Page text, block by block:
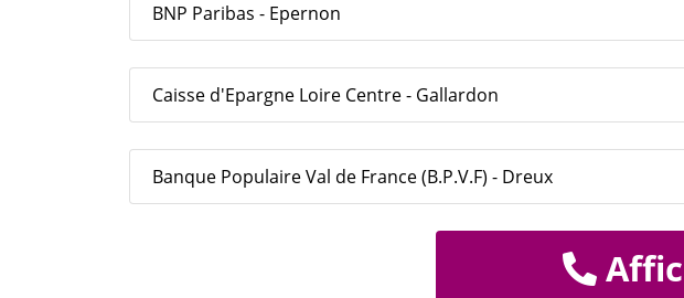
BNP Paribas - Epernon
Caisse d'Epargne Loire Centre - Gallardon
Banque Populaire Val de France (B.P.V.F) - Dreux